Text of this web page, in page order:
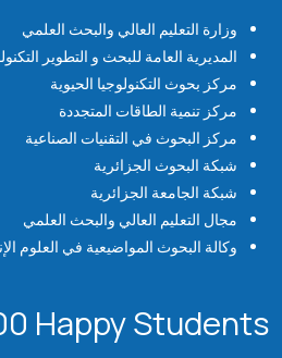
وزارة التعليم العالي والبحث العلمي
المديرية العامة للبحث و التطوير
مركز بحوث التكنولوجيا الحيوية
مركز تنمية الطاقات المتجددة
مركز البحوث في التقنيات الصناعية
شبكة البحوث الجزائرية
شبكة الجامعة الجزائرية
مجال التعليم العالي والبحث العلمي
وكالة البحوث المواضيعية في العلوم
Happy Students​